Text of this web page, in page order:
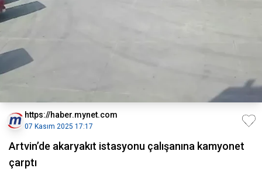
https://haber.mynet.com
07 Kasım 2025 17:17
Artvin’de akaryakıt istasyonu çalışanına kamyonet
çarptı